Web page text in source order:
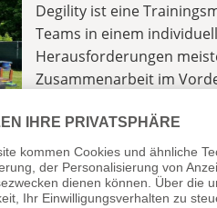
Degility ist eine
Teams in einem
Herausforderungen
Zusammenarbeit im
als beim Agility wird auf
verzichtet. Jeder Hund –
Gehorsam – kann